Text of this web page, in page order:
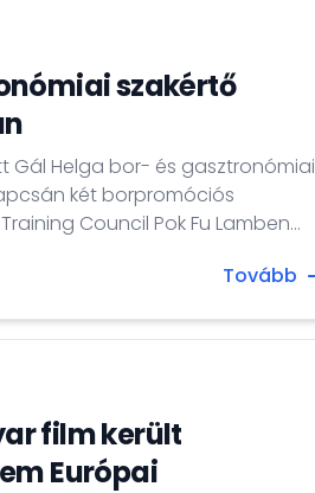
szakértő
Gál Helga bor- és gasztronómiai
két borpromóciós
az intézmény
a tokaji...
Tovább
film került
Európai